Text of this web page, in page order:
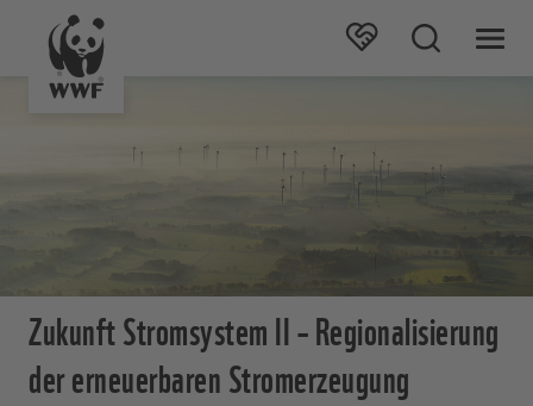
Zukunft Stromsystem II – Regionalisierung
der erneuerbaren Stromerzeugung